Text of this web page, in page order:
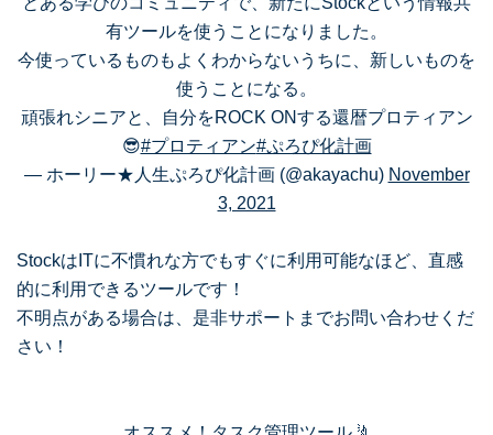
有ツールを使うことになりました。
今使っているものもよくわからないうちに、新しいものを
使うことになる。
頑張れシニアと、自分をROCK ONする還暦プロティアン
😎#プロティアン#ぷろぴ化計画
— ホーリー★人生ぷろぴ化計画 (@akayachu) November
3, 2021
StockはITに不慣れな方でもすぐに利用可能なほど、直感
的に利用できるツールです！
不明点がある場合は、是非サポートまでお問い合わせくだ
さい！